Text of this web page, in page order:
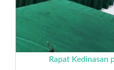
Rapat Kedinasan